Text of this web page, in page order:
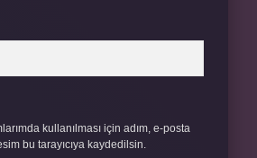
kullanılması için adım, e-posta
bu tarayıcıya kaydedilsin.